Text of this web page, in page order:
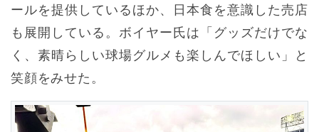
ールを提供しているほか、日本食を意識した売店
も展開している。ボイヤー氏は「グッズだけでな
く、素晴らしい球場グルメも楽しんでほしい」と
笑顔をみせた。